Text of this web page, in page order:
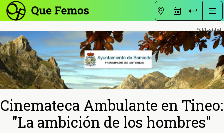
Cinemateca Ambulante en Tineo:
"La ambición de los hombres"